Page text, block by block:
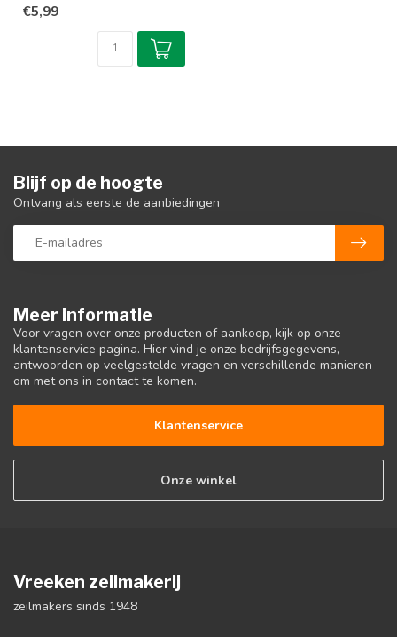
...
€5,99
Meer informatie
Voor vragen over onze producten of aankoop, kijk op onze
klantenservice pagina. Hier vind je onze bedrijfsgegevens,
antwoorden op veelgestelde vragen en verschillende manieren
om met ons in contact te komen.
Klantenservice
Onze winkel
Blijf op de hoogte
Ontvang als eerste de aanbiedingen
Vreeken zeilmakerij
zeilmakers sinds 1948